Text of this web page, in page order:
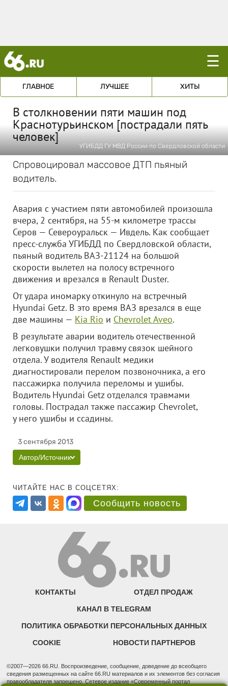
☰
ГЛАВНОЕ ЛУЧШЕЕ ХИТЫ
В столкновении пяти машин под
Краснотурьинском [пострадали пять
человек]
УГИБДД ГУ МВД России по Свердловской области
Спровоцировал массовое ДТП пьяный
водитель.
Авария с участием пяти автомобилей произошла
вчера, 2 сентября, на 55-м километре трассы
Серов — Североуральск — Ивдель. Как сообщает
пресс-служба УГИБДД по Свердловской области,
пьяный водитель ВАЗ-21124 на большой
скорости вылетел на полосу встречного
движения и врезался в Renault Duster.
От удара иномарку откинуло на встречный
Hyundai Getz. В это время ВАЗ врезался в еще
две машины — Kia Rio и Chevrolet Aveo.
В результате аварии водитель отечественной
легковушки получил травму связок шейного
отдела. У водителя Renault медики
диагностировали перелом позвоночника, а его
пассажирка получила переломы и ушибы.
Водитель Hyundai Getz отделался травмами
головы. Пострадал также пассажир Chevrolet,
у него ушибы и ссадины.
3 сентября 2013
Автор/Источник
ЧИТАЙТЕ НАС В СОЦСЕТЯХ:
Сообщить новость
КОНТАКТЫ ОТДЕЛ ПРОДАЖ
КАНАЛ В TELEGRAM
ПОЛИТИКА ОБРАБОТКИ ПЕРСОНАЛЬНЫХ ДАННЫХ
COOKIE НОВОСТИ ПАРТНЕРОВ
©2007—2026 66.RU. Воспроизведение, сообщение, доведение до всеобщего
сведения размещенных на сайте 66.RU материалов и их элементов без согласия
правообладателя запрещено. Сетевое издание «Современный портал